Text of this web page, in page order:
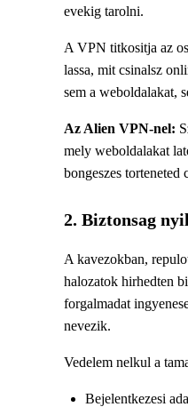
evekig tarolni.
A VPN titkositja az
lassa, mit csinalsz
sem a weboldalakat,
Az Alien VPN-nel:
mely weboldalakat
bongeszes torteneted
2. Biztonsag
A kavezokban,
halozatok hirhedten
forgalmadat
nevezik.
Vedelem nelkul a
Bejelentkezesi